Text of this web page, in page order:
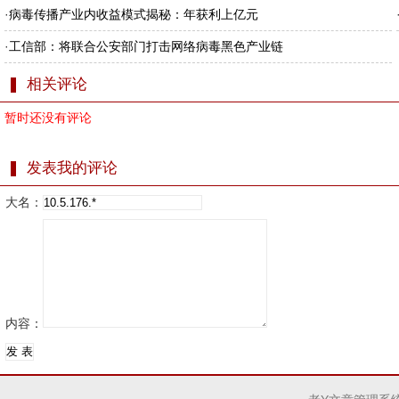
·病毒传播产业内收益模式揭秘：年获利上亿元
·工信部：将联合公安部门打击网络病毒黑色产业链
相关评论
暂时还没有评论
发表我的评论
大名：
内容：